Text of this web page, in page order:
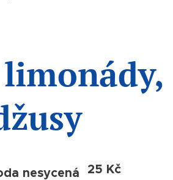
nesycená 25 Kč